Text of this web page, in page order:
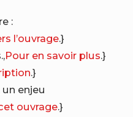
:
l’ouvrage.}
Pour en savoir plus.}
.}
enjeu
ouvrage.}